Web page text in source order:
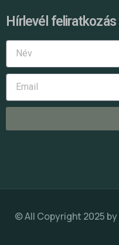
Hírlevél feliratkozás
© All Copyright 2025 by